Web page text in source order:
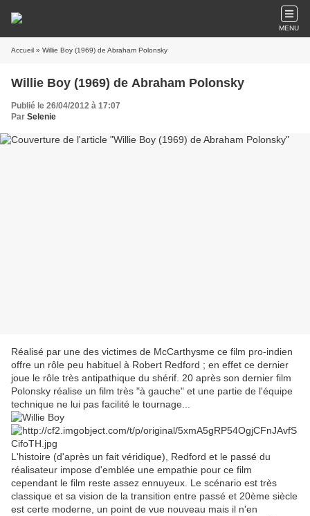
MENU
Accueil » Willie Boy (1969) de Abraham Polonsky
Willie Boy (1969) de Abraham Polonsky
Publié le 26/04/2012 à 17:07
Par Selenie
Réalisé par une des victimes de McCarthysme ce film pro-indien
offre un rôle peu habituel à Robert Redford ; en effet ce dernier
joue le rôle très antipathique du shérif. 20 après son dernier film
Polonsky réalise un film très "à gauche" et une partie de l'équipe
technique ne lui pas facilité le tournage...
L'histoire (d'après un fait véridique), Redford et le passé du
réalisateur impose d'emblée une empathie pour ce film
cependant le film reste assez ennuyeux. Le scénario est très
classique et sa vision de la transition entre passé et 20ème siècle
est certe moderne, un point de vue nouveau mais il n'en